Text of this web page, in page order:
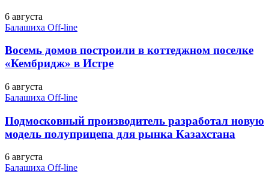
6 августа
Балашиха Off-line
Восемь домов построили в коттеджном поселке
«Кембридж» в Истре
6 августа
Балашиха Off-line
Подмосковный производитель разработал новую
модель полуприцепа для рынка Казахстана
6 августа
Балашиха Off-line